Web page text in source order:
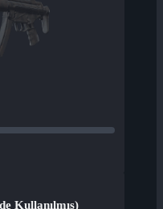
Kullanılmış)